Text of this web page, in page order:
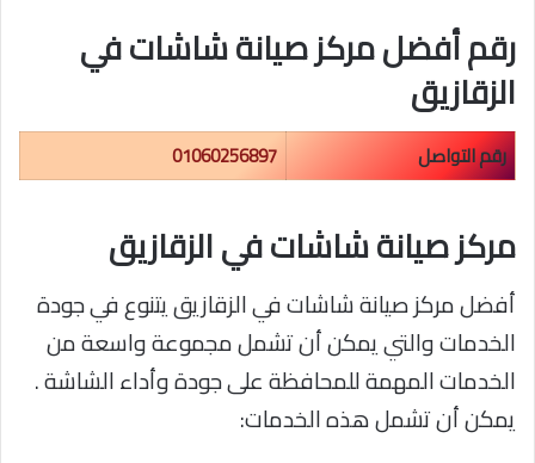
رقم أفضل مركز صيانة شاشات في
الزقازيق
رقم التواصل 01060256897
مركز صيانة شاشات في الزقازيق
أفضل مركز صيانة شاشات في الزقازيق يتنوع في جودة
الخدمات والتي يمكن أن تشمل مجموعة واسعة من
الخدمات المهمة للمحافظة على جودة وأداء الشاشة .
يمكن أن تشمل هذه الخدمات: